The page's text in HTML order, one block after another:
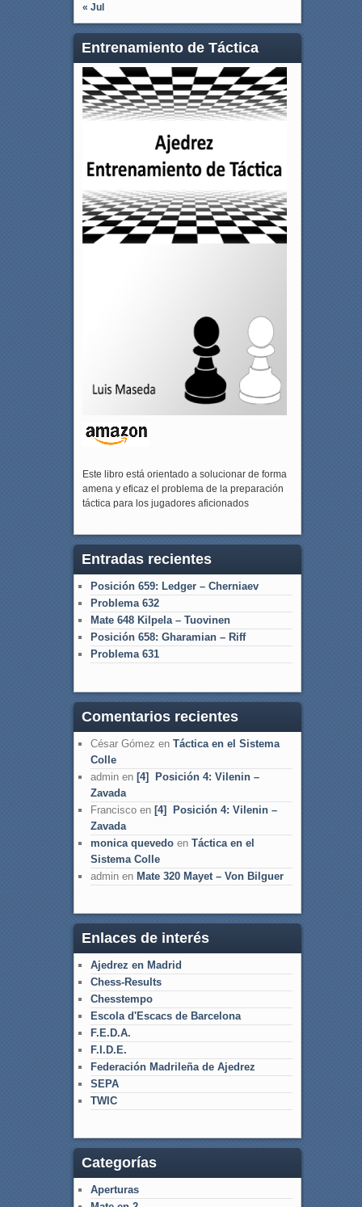
« Jul
Entrenamiento de Táctica
Este libro está orientado a solucionar de forma
amena y eficaz el problema de la preparación
táctica para los jugadores aficionados
Entradas recientes
Posición 659: Ledger – Cherniaev
Problema 632
Mate 648 Kilpela – Tuovinen
Posición 658: Gharamian – Riff
Problema 631
Comentarios recientes
César Gómez en Táctica en el Sistema
Colle
adminen [4] Posición 4: Vilenin –
Zavada
Franciscoen [4] Posición 4: Vilenin –
Zavada
monica quevedoen Táctica en el
Sistema Colle
adminen Mate 320 Mayet – Von Bilguer
Enlaces de interés
Ajedrez en Madrid
Chess-Results
Chesstempo
Escola d'Escacs de Barcelona
F.E.D.A.
F.I.D.E.
Federación Madrileña de Ajedrez
SEPA
TWIC
Categorías
Aperturas